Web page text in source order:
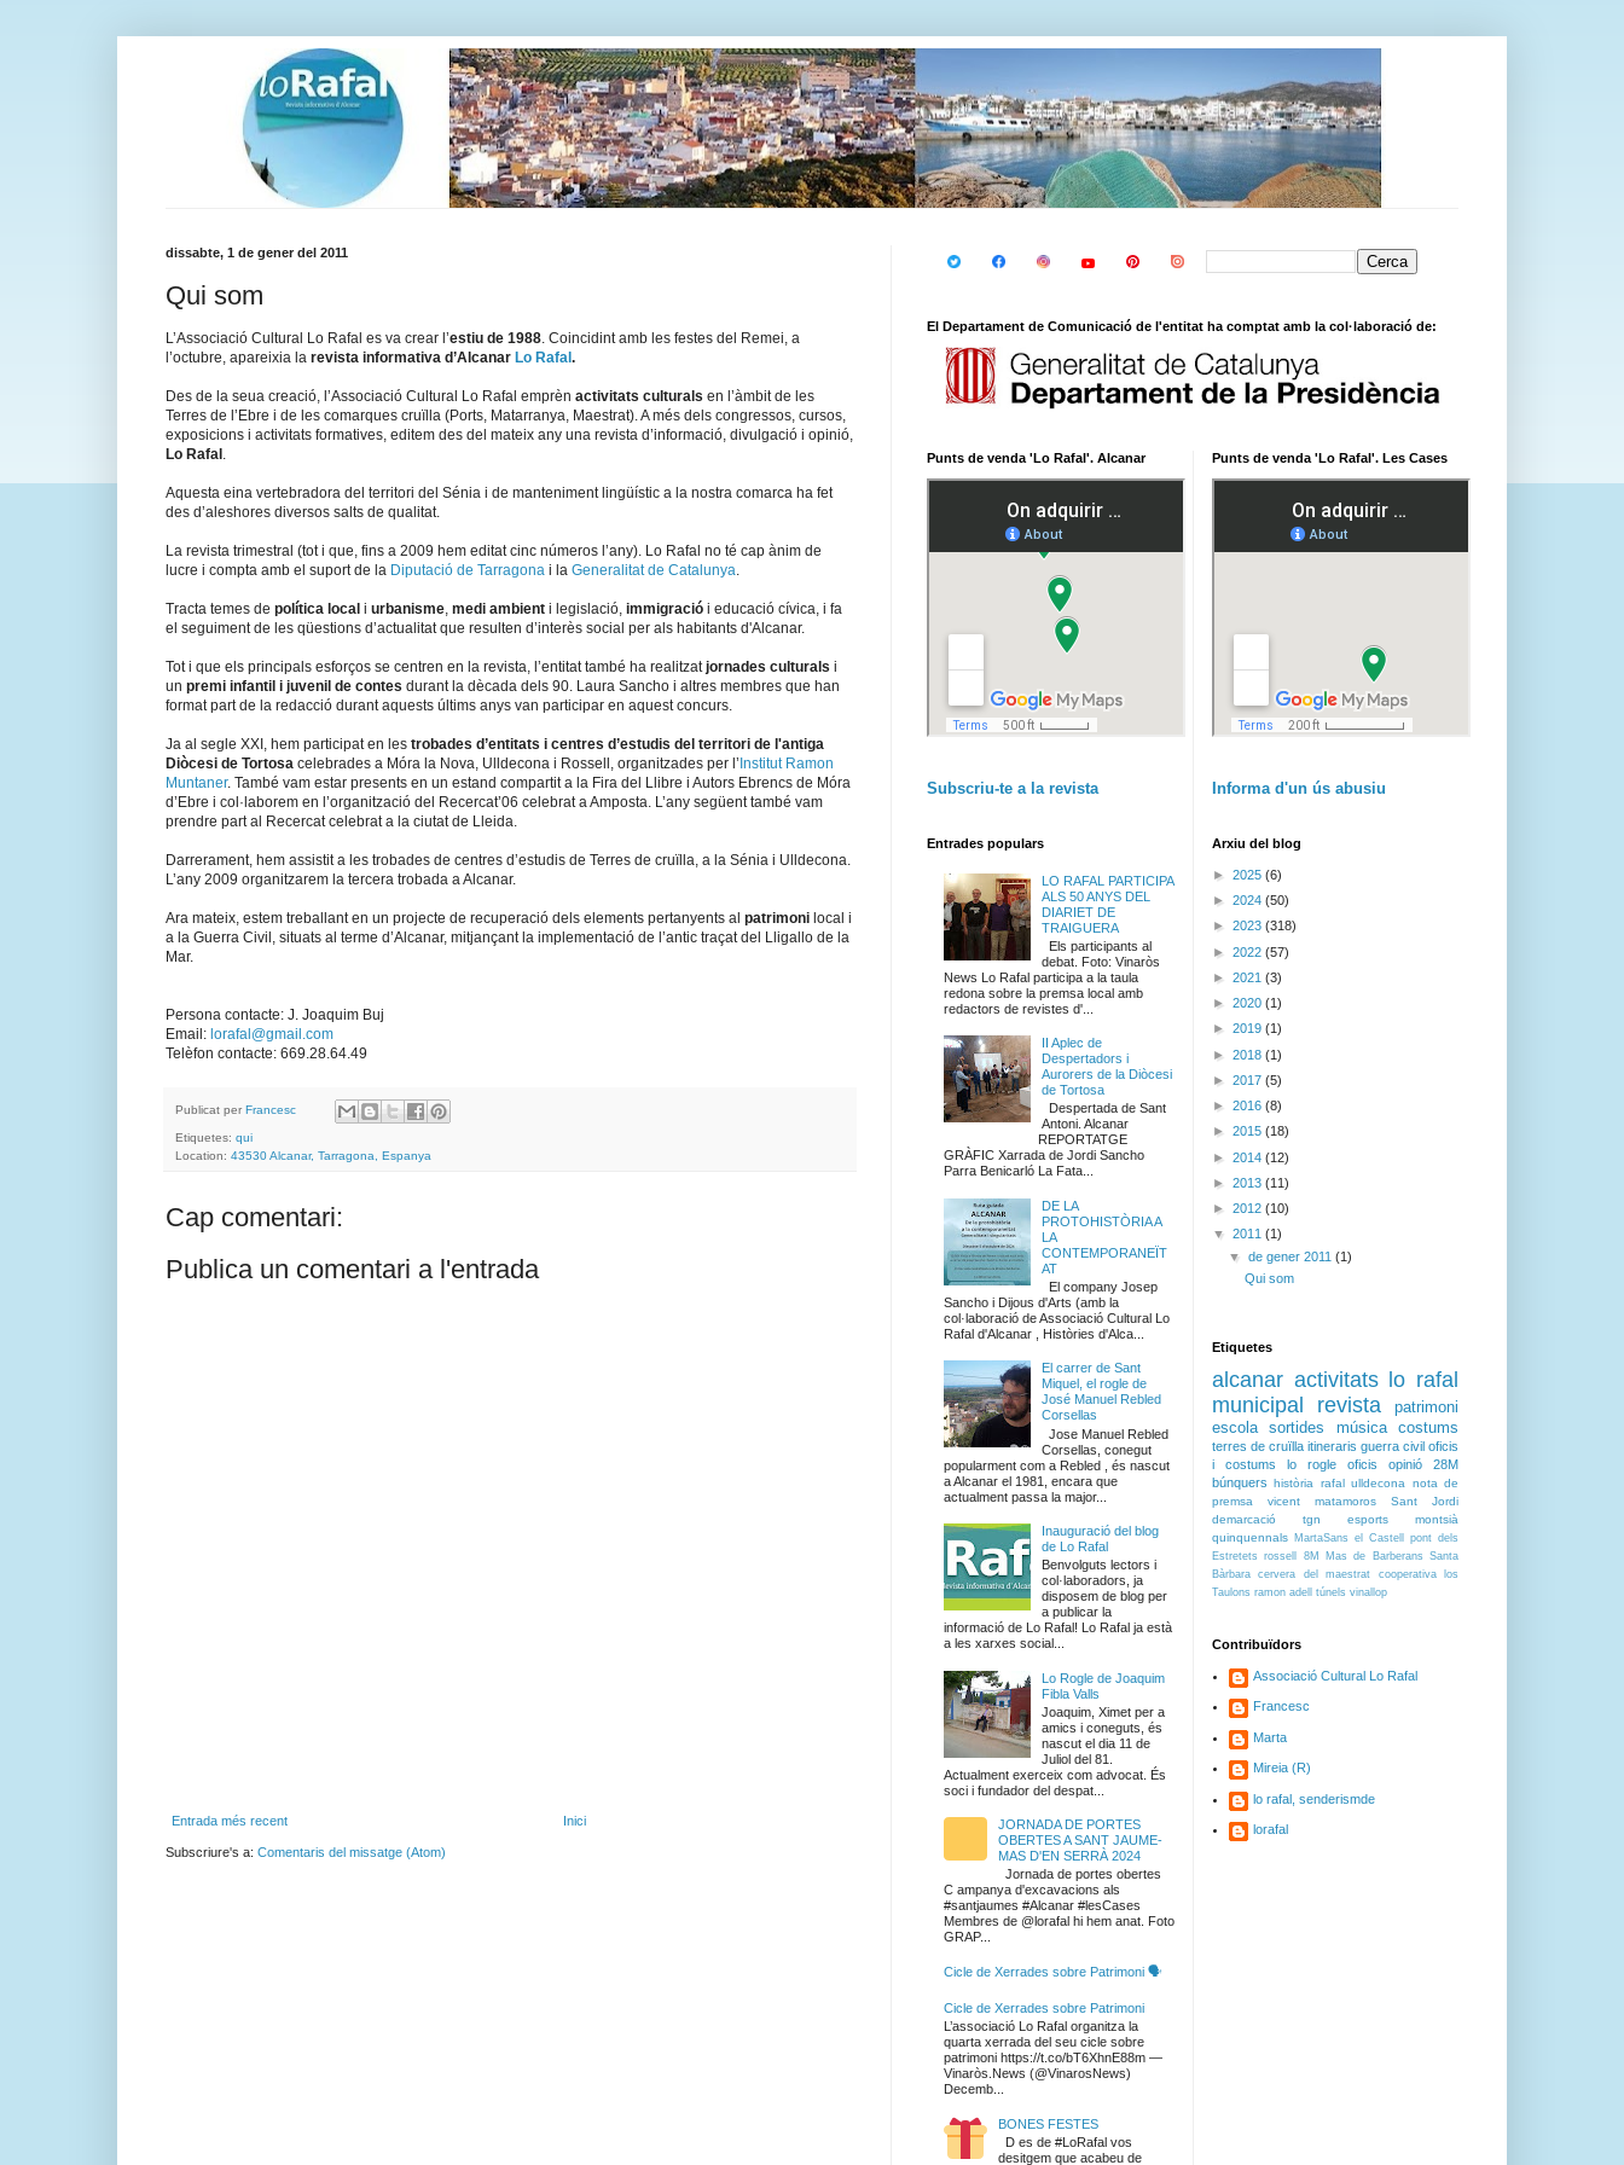
dissabte, 1 de gener del 2011
Qui som
L’Associació Cultural Lo Rafal es va crear l’estiu de 1988. Coincidint amb les festes del Remei, a
l’octubre, apareixia la revista informativa d’Alcanar Lo Rafal .
Des de la seua creació, l’Associació Cultural Lo Rafal emprèn activitats culturals en l’àmbit de les
Terres de l’Ebre i de les comarques cruïlla (Ports, Matarranya, Maestrat). A més dels congressos, cursos,
exposicions i activitats formatives, editem des del mateix any una revista d’informació, divulgació i opinió,
Lo Rafal .
Aquesta eina vertebradora del territori del Sénia i de manteniment lingüístic a la nostra comarca ha fet
des d’aleshores diversos salts de qualitat.
La revista trimestral (tot i que, fins a 2009 hem editat cinc números l’any). Lo Rafal no té cap ànim de
lucre i compta amb el suport de la Diputació de Tarragona i la Generalitat de Catalunya.
Tracta temes de política local i urbanisme, medi ambient i legislació, immigració i educació cívica, i fa
el seguiment de les qüestions d’actualitat que resulten d’interès social per als habitants d'Alcanar.
Tot i que els principals esforços se centren en la revista, l’entitat també ha realitzatjornades culturals i
un premi infantil i juvenil de contes durant la dècada dels 90. Laura Sancho i altres membres que han
format part de la redacció durant aquests últims anys van participar en aquest concurs.
Ja al segle XXI, hem participat en les trobades d’entitats i centres d’estudis del territori de l'antiga
Diòcesi de Tortosa celebrades a Móra la Nova, Ulldecona i Rossell, organitzades per l’ Institut Ramon
Muntaner. També vam estar presents en un estand compartit a la Fira del Llibre i Autors Ebrencs de Móra
d’Ebre i col·laborem en l’organització del Recercat’06 celebrat a Amposta. L’any següent també vam
prendre part al Recercat celebrat a la ciutat de Lleida.
Darrerament, hem assistit a les trobades de centres d’estudis de Terres de cruïlla, a la Sénia i Ulldecona.
L’any 2009 organitzarem la tercera trobada a Alcanar.
Ara mateix, estem treballant en un projecte de recuperació dels elements pertanyents al patrimoni local i
a la Guerra Civil, situats al terme d’Alcanar, mitjançant la implementació de l’antic traçat del Lligallo de la
Mar.
Persona contacte: J. Joaquim Buj
Email: lorafal@gmail.com
Telèfon contacte: 669.28.64.49
Publicat per Francesc
Etiquetes: qui
Location: 43530 Alcanar, Tarragona, Espanya
Cap comentari:
Publica un comentari a l'entrada
Entrada més recent Inici
Subscriure's a: Comentaris del missatge (Atom)
El Departament de Comunicació de l'entitat ha comptat amb la col·laboració de:
Punts de venda 'Lo Rafal'. Alcanar
Subscriu-te a la revista
Entrades populars
LO RAFAL PARTICIPA
ALS 50 ANYS DEL
DIARIET DE
TRAIGUERA
Els participants al
debat. Foto: Vinaròs
News Lo Rafal participa a la taula
redona sobre la premsa local amb
redactors de revistes d'...
II Aplec de
Despertadors i
Aurorers de la Diòcesi
de Tortosa
Despertada de Sant
Antoni. Alcanar
REPORTATGE
GRÀFIC Xarrada de Jordi Sancho
Parra Benicarló La Fata...
DE LA
PROTOHISTÒRIA A
LA
CONTEMPORANEÏT
AT
El company Josep
Sancho i Dijous d'Arts (amb la
col·laboració de Associació Cultural Lo
Rafal d'Alcanar , Històries d'Alca...
El carrer de Sant
Miquel, el rogle de
José Manuel Rebled
Corsellas
Jose Manuel Rebled
Corsellas, conegut
popularment com a Rebled , és nascut
a Alcanar el 1981, encara que
actualment passa la major...
Inauguració del blog
de Lo Rafal
Benvolguts lectors i
col·laboradors, ja
disposem de blog per
a publicar la
informació de Lo Rafal! Lo Rafal ja està
a les xarxes social...
Lo Rogle de Joaquim
Fibla Valls
Joaquim, Ximet per a
amics i coneguts, és
nascut el dia 11 de
Juliol del 81.
Actualment exerceix com advocat. És
soci i fundador del despat...
JORNADA DE PORTES
OBERTES A SANT JAUME-
MAS D'EN SERRÀ 2024
Jornada de portes obertes
C ampanya d'excavacions als
#santjaumes #Alcanar #lesCases
Membres de @lorafal hi hem anat. Foto
GRAP...
Cicle de Xerrades sobre Patrimoni 🗣️
Cicle de Xerrades sobre Patrimoni
L’associació Lo Rafal organitza la
quarta xerrada del seu cicle sobre
patrimoni https://t.co/bT6XhnE88m —
Vinaròs.News (@VinarosNews)
Decemb...
BONES FESTES
D es de #LoRafal vos
desitgem que acabeu de
Punts de venda 'Lo Rafal'. Les Cases
Informa d'un ús abusiu
Arxiu del blog
► 2025 (6)
► 2024 (50)
► 2023 (318)
► 2022 (57)
► 2021 (3)
► 2020 (1)
► 2019 (1)
► 2018 (1)
► 2017 (5)
► 2016 (8)
► 2015 (18)
► 2014 (12)
► 2013 (11)
► 2012 (10)
▼ 2011 (1)
▼de gener 2011(1)
Qui som
Etiquetes
alcanar activitats
lo rafal
municipal
revista
patrimoni
escola
sortides música costums
terres de cruïlla itineraris guerra civil oficis
i costums
lo rogle oficis opinió
28M
búnquers història rafal ulldecona
nota de
premsa
vicent matamoros
Sant Jordi
demarcació tgn
esports
montsià
quinquennals MartaSans el Castell
pont dels
Estretets
rossell 8M Mas de Barberans
Santa
Bàrbara
cervera del maestrat cooperativa
los
Taulons ramon adell túnels vinallop
Contribuïdors
Associació Cultural Lo Rafal
Francesc
Marta
Mireia (R)
lo rafal, senderismde
lorafal